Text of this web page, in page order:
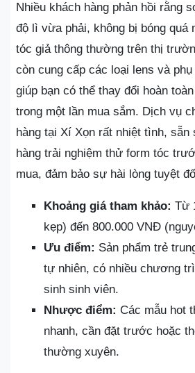
Nhiều khách hàng phản hồi rằng
độ lì vừa phải, không bị bóng quá
tóc giả thông thường trên thị
còn cung cấp các loại lens và
giúp bạn có thể thay đổi hoàn
trong một lần mua sắm. Dịch vụ
hàng tại Xí Xọn rất nhiệt tình, sẵn
hàng trải nghiệm thử form tóc
mua, đảm bảo sự hài lòng tuyệt
Khoảng giá tham khảo: Từ
kẹp) đến 800.000 VNĐ
Ưu điểm: Sản phẩm trẻ
tự nhiên, có nhiều chương
sinh sinh viên.
Nhược điểm: Các mẫu hot
nhanh, cần đặt trước hoặc
thường xuyên.